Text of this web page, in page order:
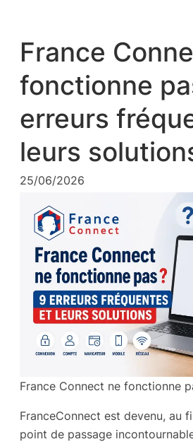
France
fonctionne
erreurs
leurs
25/06/2026
France Connect ne fonctionne
FranceConnect est devenu, au
point de passage